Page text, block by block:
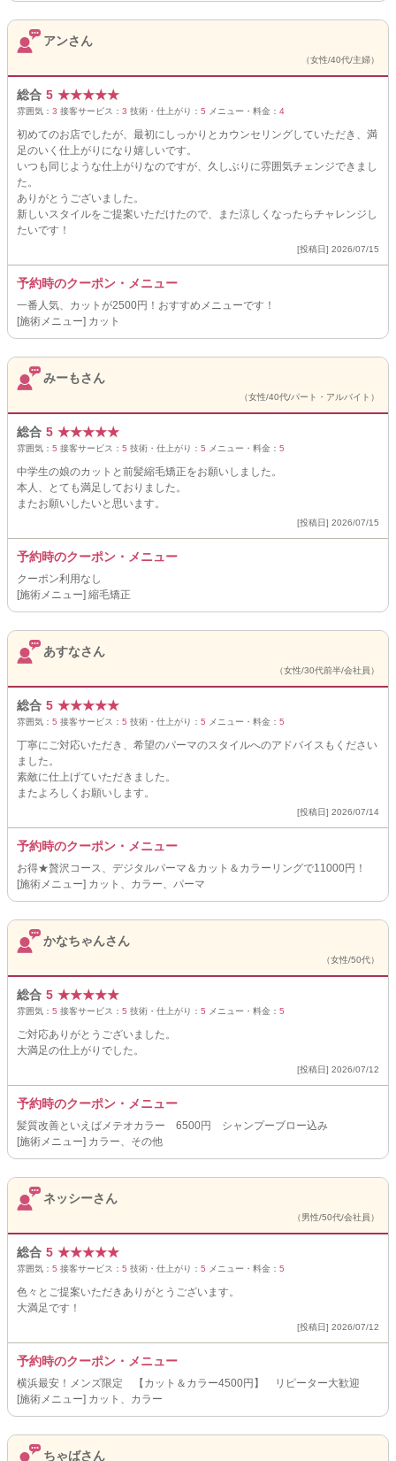
アンさん
（女性/40代/主婦）
総合 5 ★★★★★
雰囲気： 3 接客サービス： 3 技術・仕上がり： 5 メニュー・料金： 4
初めてのお店でしたが、最初にしっかりとカウンセリングしていただき、満
足のいく仕上がりになり嬉しいです。
いつも同じような仕上がりなのですが、久しぶりに雰囲気チェンジできまし
た。
ありがとうございました。
新しいスタイルをご提案いただけたので、また涼しくなったらチャレンジし
たいです！
[投稿日] 2026/07/15
予約時のクーポン・メニュー
一番人気、カットが2500円！おすすめメニューです！
[施術メニュー] カット
みーもさん
（女性/40代/パート・アルバイト）
総合 5 ★★★★★
雰囲気： 5 接客サービス： 5 技術・仕上がり： 5 メニュー・料金： 5
中学生の娘のカットと前髪縮毛矯正をお願いしました。
本人、とても満足しておりました。
またお願いしたいと思います。
[投稿日] 2026/07/15
予約時のクーポン・メニュー
クーポン利用なし
[施術メニュー] 縮毛矯正
あすなさん
（女性/30代前半/会社員）
総合 5 ★★★★★
雰囲気： 5 接客サービス： 5 技術・仕上がり： 5 メニュー・料金： 5
丁寧にご対応いただき、希望のパーマのスタイルへのアドバイスもください
ました。
素敵に仕上げていただきました。
またよろしくお願いします。
[投稿日] 2026/07/14
予約時のクーポン・メニュー
お得★贅沢コース、デジタルパーマ＆カット＆カラーリングで11000円！
[施術メニュー] カット、カラー、パーマ
かなちゃんさん
（女性/50代）
総合 5 ★★★★★
雰囲気： 5 接客サービス： 5 技術・仕上がり： 5 メニュー・料金： 5
ご対応ありがとうございました。
大満足の仕上がりでした。
[投稿日] 2026/07/12
予約時のクーポン・メニュー
髪質改善といえばメテオカラー 6500円 シャンプーブロー込み
[施術メニュー] カラー、その他
ネッシーさん
（男性/50代/会社員）
総合 5 ★★★★★
雰囲気： 5 接客サービス： 5 技術・仕上がり： 5 メニュー・料金： 5
色々とご提案いただきありがとうございます。
大満足です！
[投稿日] 2026/07/12
予約時のクーポン・メニュー
横浜最安！メンズ限定 【カット＆カラー4500円】 リピーター大歓迎
[施術メニュー] カット、カラー
ちゃばさん